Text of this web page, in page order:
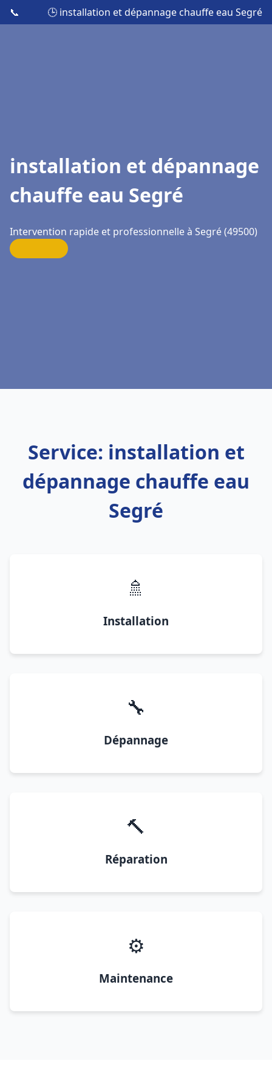
📞 🕒 installation et dépannage chauffe eau Segré
installation et dépannage
chauffe eau Segré
Intervention rapide et professionnelle à Segré (49500)
Service: installation et
dépannage chauffe eau
Segré
🚿
Installation
🔧
Dépannage
🔨
Réparation
⚙️
Maintenance